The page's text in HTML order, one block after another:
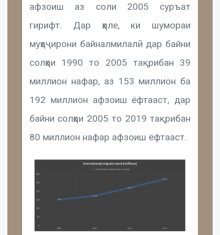
афзоиш аз соли 2005 суръат
гирифт. Дар ҳоле, ки шумораи
муҳоҷирони байналмилалӣ дар байни
солҳои 1990 то 2005 тақрибан 39
миллион нафар, аз 153 миллион ба
192 миллион афзоиш ёфтааст, дар
байни солҳои 2005 то 2019 тақрибан
80 миллион нафар афзоиш ёфтааст.